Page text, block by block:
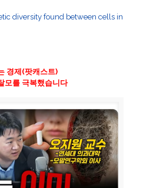
diversity found between cells in
경제(팟캐스트)
모를 극복했습니다